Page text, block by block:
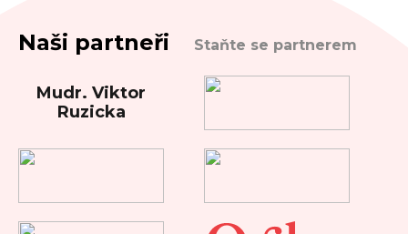
Naši partneři Staňte se partnerem
Mudr. Viktor
Ruzicka